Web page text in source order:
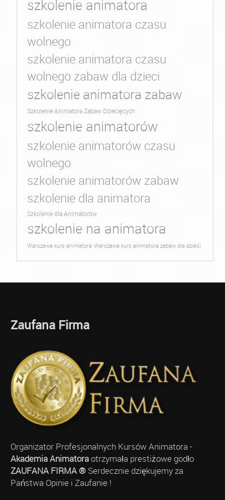
szkolenie animatora
szkolenie animatora czasu
wolnego
szkolenie animatora czasu
wolnego zabaw dla dzieci
szkolenie animatora zabaw
Szkolenie Animatora Zabaw Dziecięcych
szkolenie animatorów
szkolenie animatorów czasu
wolnego
szkolenie animatorów zabaw
szkolenie dla animatora
Szkolenie dla Animatorów
szkolenie na animatora
Warszawa kurs animatora Warszawa kurs animatora zabaw dla dzieci
Zaufana Firma
Organizator Profesjonalnych Kursów Animatora -
Akademia Animatoraotrzymała prestiżowe godło
ZAUFANA FIRMA ®Serdecznie dziękujemy za
Państwa Opinie i Zaufanie !